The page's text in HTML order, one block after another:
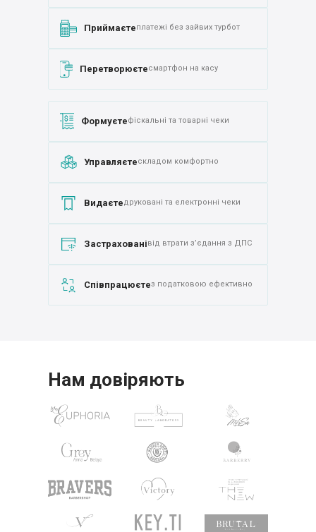
Приймаєтеплатежі без зайвих турбот
Перетворюєтесмартфон на касу
Формуєтефіскальні та товарні чеки
Управляєтескладом комфортно
Видаєтедруковані та електронні чеки
Застрахованівід втрати з’єдання з ДПС
Співпрацюєтез податковою ефективно
Нам довіряють